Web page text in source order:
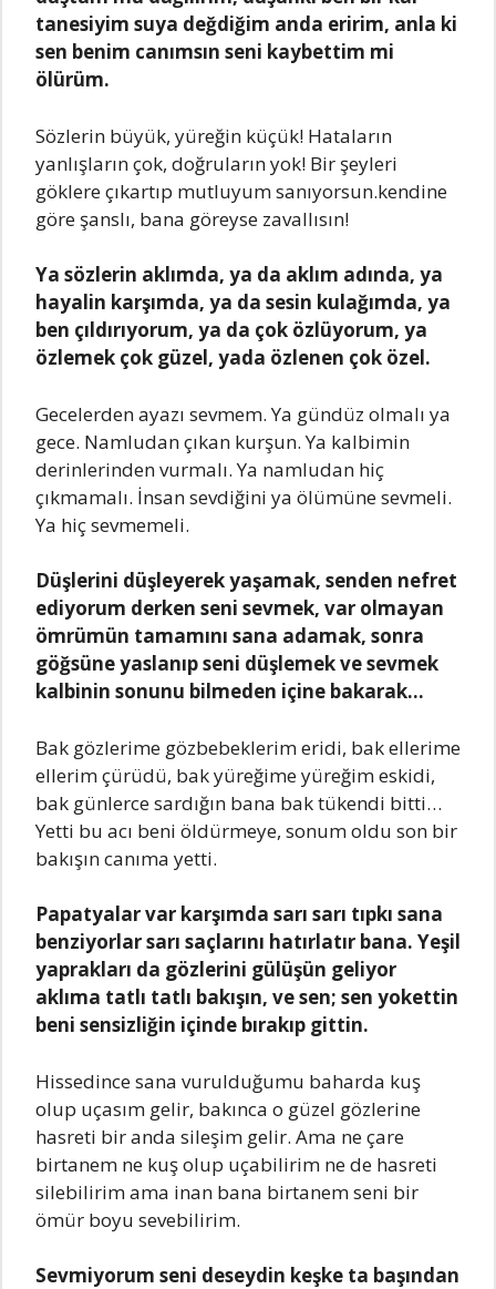
tanesiyim suya değdiğim anda eririm, anla ki
sen benim canımsın seni kaybettim mi
ölürüm.
Sözlerin büyük, yüreğin küçük! Hataların
yanlışların çok, doğruların yok! Bir şeyleri
göklere çıkartıp mutluyum sanıyorsun.kendine
göre şanslı, bana göreyse zavallısın!
Ya sözlerin aklımda, ya da aklım adında, ya
hayalin karşımda, ya da sesin kulağımda, ya
ben çıldırıyorum, ya da çok özlüyorum, ya
özlemek çok güzel, yada özlenen çok özel.
Gecelerden ayazı sevmem. Ya gündüz olmalı ya
gece. Namludan çıkan kurşun. Ya kalbimin
derinlerinden vurmalı. Ya namludan hiç
çıkmamalı. İnsan sevdiğini ya ölümüne sevmeli.
Ya hiç sevmemeli.
Düşlerini düşleyerek yaşamak, senden nefret
ediyorum derken seni sevmek, var olmayan
ömrümün tamamını sana adamak, sonra
göğsüne yaslanıp seni düşlemek ve sevmek
kalbinin sonunu bilmeden içine bakarak…
Bak gözlerime gözbebeklerim eridi, bak ellerime
ellerim çürüdü, bak yüreğime yüreğim eskidi,
bak günlerce sardığın bana bak tükendi bitti…
Yetti bu acı beni öldürmeye, sonum oldu son bir
bakışın canıma yetti.
Papatyalar var karşımda sarı sarı tıpkı sana
benziyorlar sarı saçlarını hatırlatır bana. Yeşil
yaprakları da gözlerini gülüşün geliyor
aklıma tatlı tatlı bakışın, ve sen; sen yokettin
beni sensizliğin içinde bırakıp gittin.
Hissedince sana vurulduğumu baharda kuş
olup uçasım gelir, bakınca o güzel gözlerine
hasreti bir anda sileşim gelir. Ama ne çare
birtanem ne kuş olup uçabilirim ne de hasreti
silebilirim ama inan bana birtanem seni bir
ömür boyu sevebilirim.
Sevmiyorum seni deseydin keşke ta başından